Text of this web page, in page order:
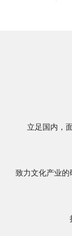
立足国内，
致力文化产业的